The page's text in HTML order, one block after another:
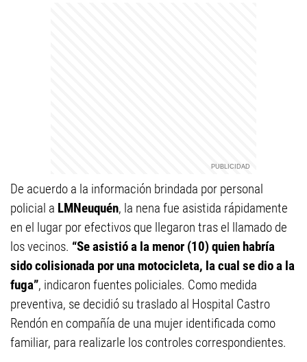
De acuerdo a la información brindada por personal
policial a LMNeuquén, la nena fue asistida rápidamente
en el lugar por efectivos que llegaron tras el llamado de
los vecinos. “Se asistió a la menor (10) quien habría
sido colisionada por una motocicleta, la cual se dio a la
fuga”, indicaron fuentes policiales. Como medida
preventiva, se decidió su traslado al Hospital Castro
Rendón en compañía de una mujer identificada como
familiar, para realizarle los controles correspondientes.